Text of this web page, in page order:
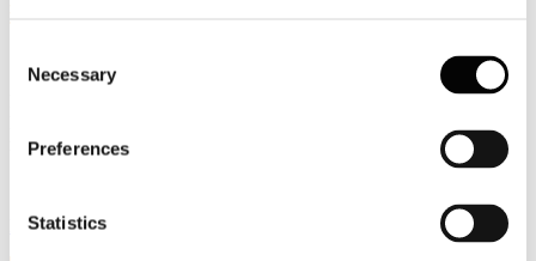
Selection
Necessary
Preferences
Statistics
Nell’attività di pianificazione le Regioni non possono prevedere per
rifiuti in quanto si elude l’obbligo di un’adeguata istruttoria.
Leggi di più